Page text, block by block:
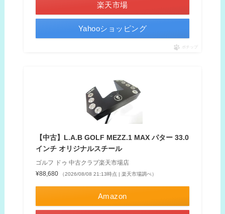
楽天市場
Yahooショッピング
ポチップ
【中古】L.A.B GOLF MEZZ.1 MAX パター 33.0
インチ オリジナルスチール
ゴルフ ドゥ 中古クラブ楽天市場店
¥88,680
（2026/08/08 21:13時点 | 楽天市場調べ）
Amazon